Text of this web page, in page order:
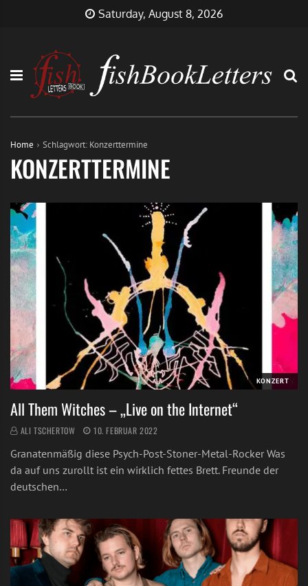
Saturday, August 8, 2026
Home Schlagwort: Konzerttermine
KONZERTTERMINE
KONZERT
All Them Witches – „Live on the Internet“
ALI TSCHERTOW 10. FEBRUAR 2022
Granatenmäßig diese Psych-Post-Stoner-Metal-Rocker Was
da auf uns zurollt ist ein wirklich fettes Brett. Freunde der
deutschen…